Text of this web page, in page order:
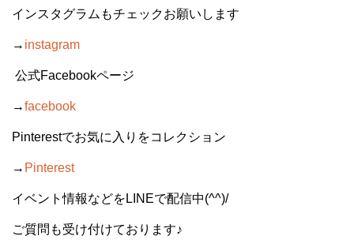
インスタグラムもチェックお願いします
→ instagram
公式Facebookページ
→facebook
Pinterestでお気に入りをコレクション
→ Pinterest
イベント情報などをLINEで配信中(^^)/
ご質問も受け付けております♪